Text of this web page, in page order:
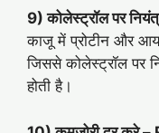
9) कोलेस्ट्रॉल पर
काजू में प्रोटीन और
जिससे कोलेस्ट्रॉल पर
होती है।